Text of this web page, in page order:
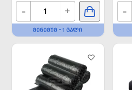
- +
ᲛᲘᲜᲘᲛᲣᲛ - 1 ᲪᲐᲚᲘ
-